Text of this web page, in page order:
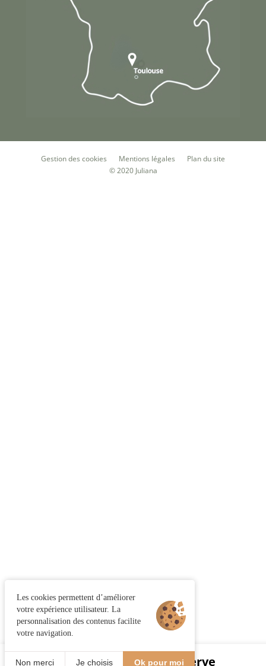
J'appelleJe réserve
Gestion des cookies Mentions légales
Plan du site
© 2020 Juliana
Les cookies permettent d’améliorer
votre expérience utilisateur. La
personnalisation des contenus facilite
votre navigation.
Ok pour moi
Non merci Je choisis